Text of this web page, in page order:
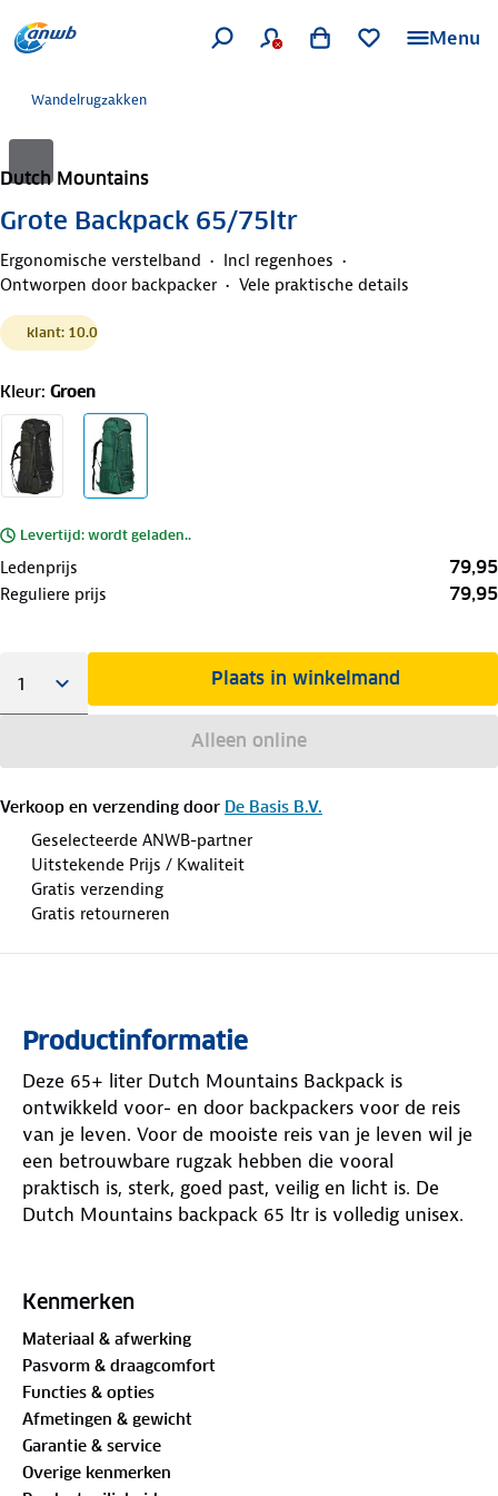
Menu
Wandelrugzakken
Dutch Mountains
Grote Backpack 65/75ltr
Ergonomische verstelband
Incl regenhoes
Ontworpen door backpacker
Vele praktische details
klant: 10.0
Kleur: Groen
Levertijd: wordt geladen..
Ledenprijs 79,95
Reguliere prijs 79,95
Plaats in winkelmand
Alleen online
Verkoop en verzending door De Basis B.V.
Geselecteerde ANWB-partner
Uitstekende Prijs / Kwaliteit
Gratis verzending
Gratis retourneren
Productinformatie
Deze 65+ liter Dutch Mountains Backpack is
ontwikkeld voor- en door backpackers voor de reis
van je leven. Voor de mooiste reis van je leven wil je
een betrouwbare rugzak hebben die vooral
praktisch is, sterk, goed past, veilig en licht is. De
Dutch Mountains backpack 65 ltr is volledig unisex.
worden over diverse rits- en insteekvakken
- Volledig ingericht een afmeting van 70-90cm hoog
x 29cm lengte x 37cm breed - 1600 gr
- Doordachte combinatie front/toploader geeft snel
toegang tot essentiële spullen
- De rug, borst- en heupband zijn eenvoudig op
Kenmerken
Materiaal & afwerking
Pasvorm & draagcomfort
Functies & opties
Afmetingen & gewicht
Garantie & service
Overige kenmerken